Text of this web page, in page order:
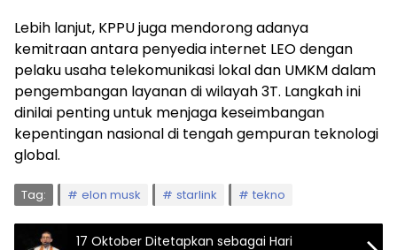
Lebih lanjut, KPPU juga mendorong adanya
kemitraan antara penyedia internet LEO dengan
pelaku usaha telekomunikasi lokal dan UMKM dalam
pengembangan layanan di wilayah 3T. Langkah ini
dinilai penting untuk menjaga keseimbangan
kepentingan nasional di tengah gempuran teknologi
global.
Tag: elon musk starlink tekno
17 Oktober Ditetapkan sebagai Hari